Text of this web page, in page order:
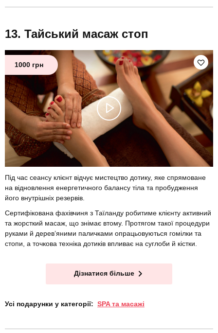
Тайський масаж стоп
1000 грн
Під час сеансу клієнт відчує мистецтво дотику, яке спрямоване
на відновлення енергетичного балансу тіла та пробудження
його внутрішніх резервів.
Сертифікована фахівчиня з Таїланду робитиме клієнту активний
та жорсткий масаж, що знімає втому. Протягом такої процедури
руками й дерев’яними паличками опрацьовуються гомілки та
стопи, а точкова техніка дотиків впливає на суглоби й кістки.
Дізнатися більше
Усі подарунки у категорії: SPA та масажі